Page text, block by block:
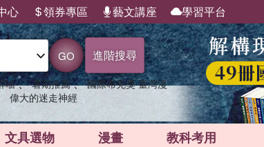
心 領券專區 藝文講座 學習平台
GO 進階搜尋
喵 、 暑期推薦 、 國際布克獎 臺灣漫
偉大的迷走神經
文具選物 漫畫 教科考用